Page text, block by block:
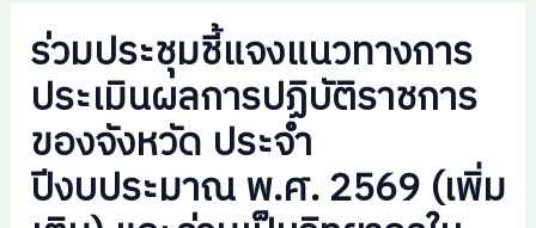
ร่วมประชุมชี้แจงแนวทางการ
ประเมินผลการปฏิบัติราชการ
ของจังหวัด ประจำ
ปีงบประมาณ พ.ศ. 2569 (เพิ่ม